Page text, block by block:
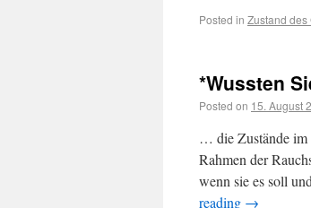
Posted in Zustand
*Wussten
Posted on 15. August
… die Zustände im
Rahmen der
wenn sie es soll
reading →